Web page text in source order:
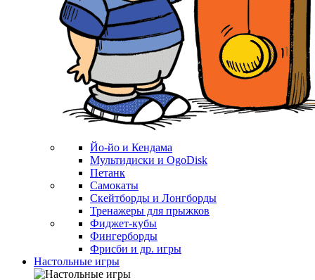
Йо-йо и Кендама
Мультидиски и OgoDisk
Петанк
Самокаты
Скейтборды и Лонгборды
Тренажеры для прыжков
Фиджет-кубы
Фингерборды
Фрисби и др. игры
Настольные игры